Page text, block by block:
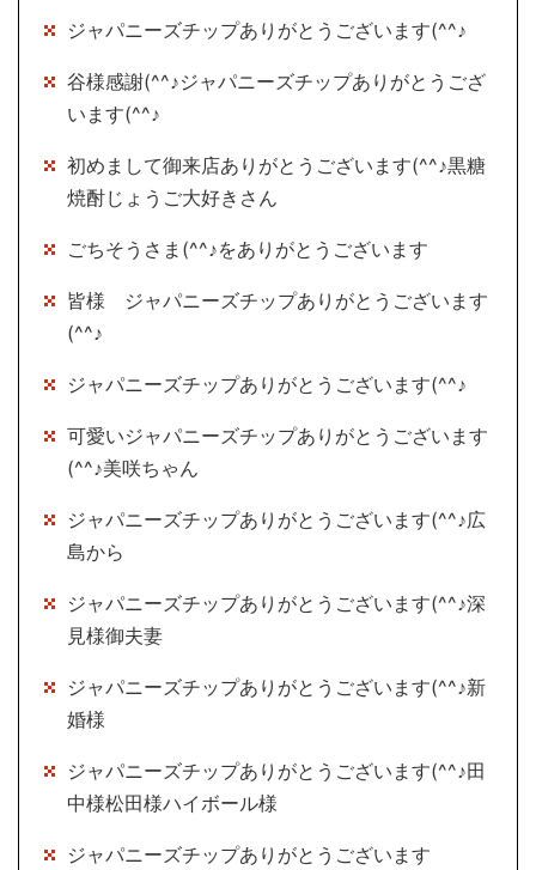
ジャパニーズチップありがとうございます(^^♪
谷様感謝(^^♪ジャパニーズチップありがとうござ
います(^^♪
初めまして御来店ありがとうございます(^^♪黒糖
焼酎じょうご大好きさん
ごちそうさま(^^♪をありがとうございます
皆様 ジャパニーズチップありがとうございます
(^^♪
ジャパニーズチップありがとうございます(^^♪
可愛いジャパニーズチップありがとうございます
(^^♪美咲ちゃん
ジャパニーズチップありがとうございます(^^♪広
島から
ジャパニーズチップありがとうございます(^^♪深
見様御夫妻
ジャパニーズチップありがとうございます(^^♪新
婚様
ジャパニーズチップありがとうございます(^^♪田
中様松田様ハイボール様
ジャパニーズチップありがとうございます